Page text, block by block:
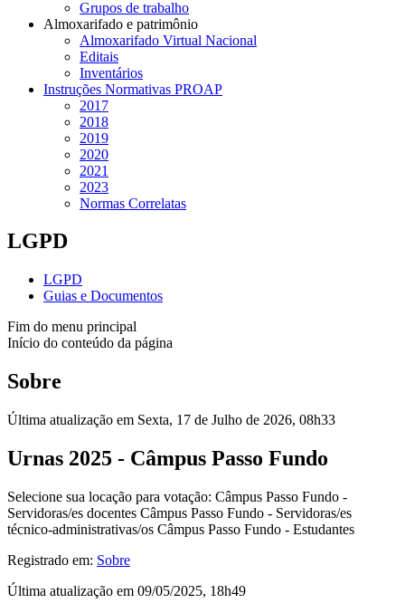
Grupos de trabalho
Almoxarifado e patrimônio
Almoxarifado Virtual Nacional
Editais
Inventários
Instruções Normativas PROAP
2017
2018
2019
2020
2021
2023
Normas Correlatas
LGPD
LGPD
Guias e Documentos
Fim do menu principal
Início do conteúdo da página
Sobre
Última atualização em Sexta, 17 de Julho de 2026, 08h33
Urnas 2025 - Câmpus Passo Fundo
Selecione sua locação para votação: Câmpus Passo Fundo -
Servidoras/es docentes Câmpus Passo Fundo - Servidoras/es
técnico-administrativas/os Câmpus Passo Fundo - Estudantes
Registrado em: Sobre
Última atualização em 09/05/2025, 18h49